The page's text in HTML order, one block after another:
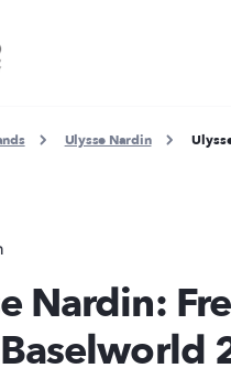
Ulysse Nardin
Nardin: